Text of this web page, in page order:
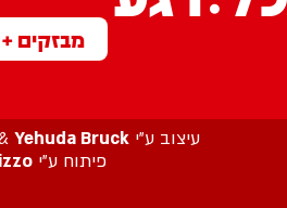
מבזקים +
עיצוב ע”י Yehuda Bruck
פיתוח ע”י